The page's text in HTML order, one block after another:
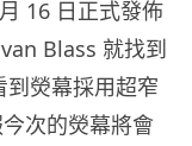
16 日正式發佈
Blass 就找到
熒幕採用超窄
次的熒幕將會